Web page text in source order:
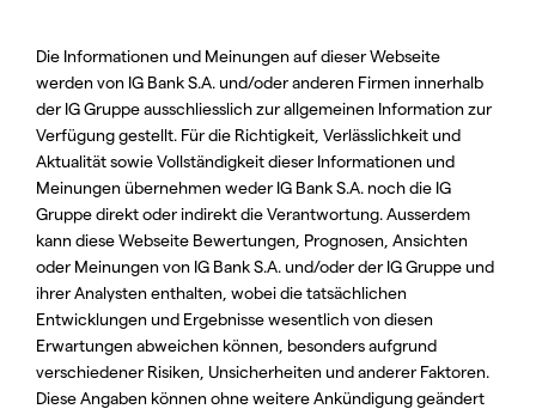
Die Informationen und Meinungen auf dieser Webseite
werden von IG Bank S.A. und/oder anderen Firmen innerhalb
der IG Gruppe ausschliesslich zur allgemeinen Information zur
Verfügung gestellt. Für die Richtigkeit, Verlässlichkeit und
Aktualität sowie Vollständigkeit dieser Informationen und
Meinungen übernehmen weder IG Bank S.A. noch die IG
Gruppe direkt oder indirekt die Verantwortung. Ausserdem
kann diese Webseite Bewertungen, Prognosen, Ansichten
oder Meinungen von IG Bank S.A. und/oder der IG Gruppe und
ihrer Analysten enthalten, wobei die tatsächlichen
Entwicklungen und Ergebnisse wesentlich von diesen
Erwartungen abweichen können, besonders aufgrund
verschiedener Risiken, Unsicherheiten und anderer Faktoren.
Diese Angaben können ohne weitere Ankündigung geändert